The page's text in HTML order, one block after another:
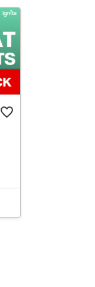
favorite_border